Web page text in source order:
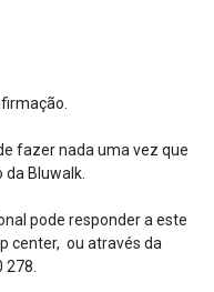
fazer nada uma vez que
da Bluwalk.
pode responder a este
center, ou através da
278.